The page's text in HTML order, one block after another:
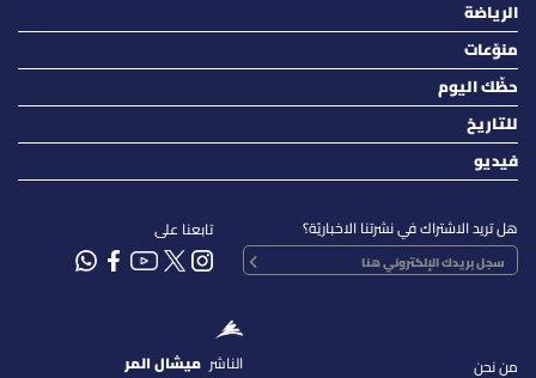
الرياضة
منوّعات
حظّك اليوم
للتاريخ
فيديو
هل تريد الاشتراك في نشرتنا الاخباريّة؟ تابعنا على
من نحن الناشر ميشال المر